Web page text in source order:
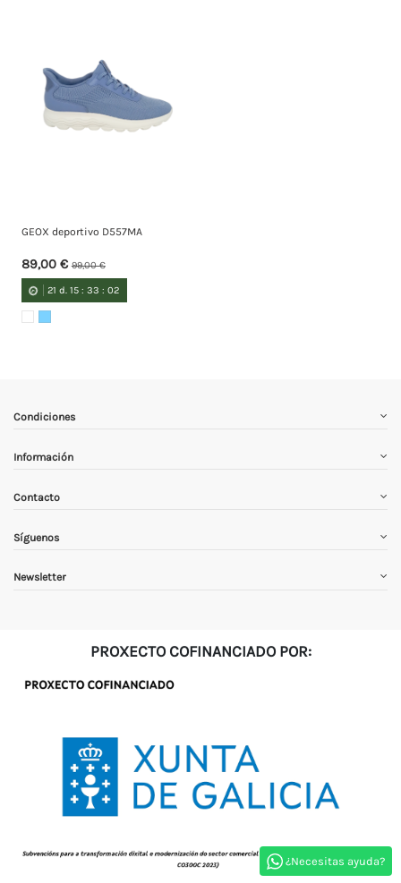
¿Necesitas ayuda?
GEOX deportivo D557MA
89,00 €99,00 €
21 d. 15 :33 :01
Condiciones
Información
Contacto
Síguenos
Newsletter
PROXECTO COFINANCIADO POR: